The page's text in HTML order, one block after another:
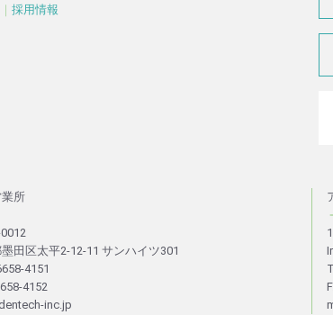
採用情報
所
田区太平2-12-11 サンハイツ301
4151
4152
inc.jp